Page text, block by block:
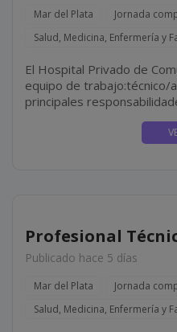
Mar del Plata Jornada
Salud, Medicina, Enfermería y
El Hospital Privado de
equipo de trabajo:técnico/a en
principales
esterilizadoras Statim
esterilizaciones
Profesional
Publicado hace 5 días
Mar del Plata Jornada
Salud, Medicina, Enfermería y